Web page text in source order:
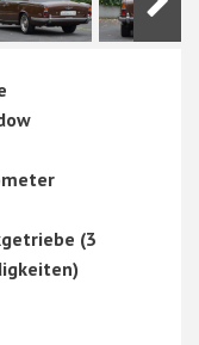
(3